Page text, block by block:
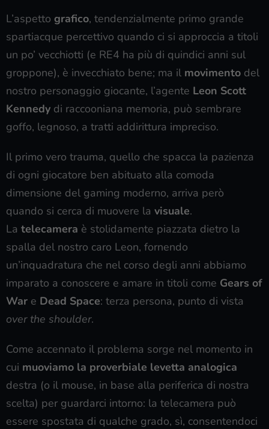
L’aspetto grafico, tendenzialmente primo grande
spartiacque percettivo quando ci si approccia a titoli
un po’ vecchiotti (e RE4 ha più di quindici anni sul
groppone), è invecchiato bene; ma il movimento del
nostro personaggio giocante, l’agente Leon Scott
Kennedy di raccooniana memoria, può sembrare
goffo, legnoso, a tratti addirittura impreciso.
Il primo vero trauma, quello che spacca la pazienza
di ogni giocatore ben abituato alla comoda
dimensione del gaming moderno, arriva però
quando si cerca di muovere la visuale.
La telecamera è stolidamente piazzata dietro la
spalla del nostro caro Leon, fornendo
un’inquadratura che nel corso degli anni abbiamo
imparato a conoscere e amare in titoli come Gears of
War e Dead Space: terza persona, punto di vista
over the shoulder.
Come accennato il problema sorge nel momento in
cui muoviamo la proverbiale levetta analogica
destra (o il mouse, in base alla periferica di nostra
scelta) per guardarci intorno: la telecamera può
essere spostata di qualche grado, sì, consentendoci